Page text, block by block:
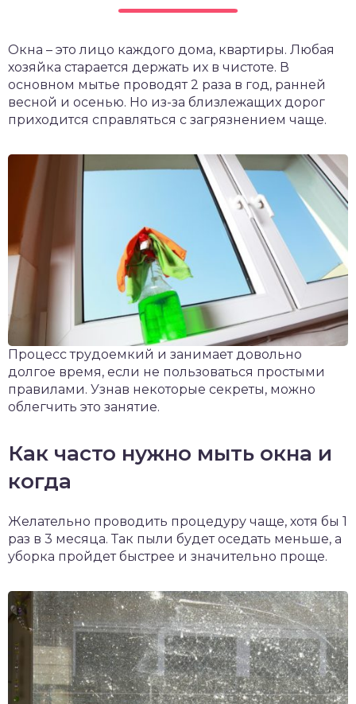
Окна – это лицо каждого дома, квартиры. Любая
хозяйка старается держать их в чистоте. В
основном мытье проводят 2 раза в год, ранней
весной и осенью. Но из-за близлежащих дорог
приходится справляться с загрязнением чаще.
Процесс трудоемкий и занимает довольно
долгое время, если не пользоваться простыми
правилами. Узнав некоторые секреты, можно
облегчить это занятие.
Как часто нужно мыть окна и
когда
Желательно проводить процедуру чаще, хотя бы 1
раз в 3 месяца. Так пыли будет оседать меньше, а
уборка пройдет быстрее и значительно проще.
крыши и кровли
и уход